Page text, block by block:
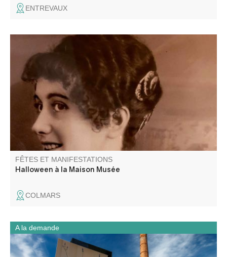
ENTREVAUX
Restez sur vos gardes... Les mannequins qui peuplent
nos expositions pourraient bien ne plus être de cire. Entre
deux clignotements de bougies, certains de nos habitants
ont décidé de reprendre vie pour vous conter leur propre
version de l’histoire.
FÊTES ET MANIFESTATIONS
Halloween à la Maison Musée
COLMARS
Accompagné d'un médiateur culturel, partez à la
découverte de cette ancienne distillerie de plantes à
A la demande